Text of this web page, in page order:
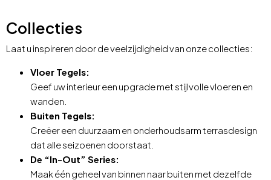
Collecties
Laat u inspireren door de veelzijdigheid van onze collecties:
Vloer Tegels:
Geef uw interieur een upgrade met stijlvolle vloeren en
wanden
Buiten Tegels:
Creëer een duurzaam en onderhoudsarm terrasdesign
dat alle seizoenen doorstaat
De “In-Out” Series:
Maak één geheel van binnen naar buiten met dezelfde